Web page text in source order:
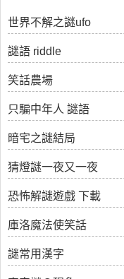
世界不解之謎ufo
謎語 riddle
笑話農場
只騙中年人 謎語
暗宅之謎結局
猜燈謎一夜又一夜
恐怖解謎遊戲 下載
庫洛魔法使笑話
謎常用漢字